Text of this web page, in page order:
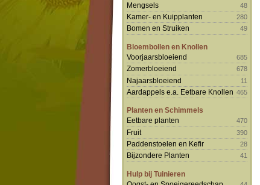
Mengsels 48
Kamer- en Kuipplanten 280
Bomen en Struiken 49
Bloembollen en Knollen
Voorjaarsbloeiend
685
Zomerbloeiend 678
Najaarsbloeiend 11
Aardappels e.a. Eetbare Knollen 465
Planten en Schimmels
Eetbare planten
470
Fruit 390
Paddenstoelen en Kefir 28
Bijzondere Planten 41
Hulp bij Tuinieren